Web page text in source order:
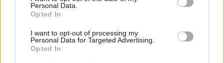
Personal Data.
Opted In
I want to opt-out of processing my
Personal Data for Targeted Advertising.
Opted In